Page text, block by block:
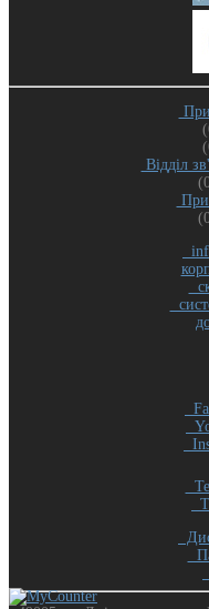
Відділ